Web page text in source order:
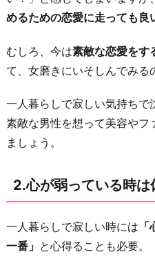
分
認
め
て
あ
と
心
楽
に
めるための恋愛に走っても良
むしろ、今は素敵な恋愛をす
て、女磨きにいそしんでみる
一人暮らしで寂しい気持ちで
素敵な男性を想って美容やフ
ましょう。
2.心が弱っている時は
一人暮らしで寂しい時には
一番」 と心得ることも必要。